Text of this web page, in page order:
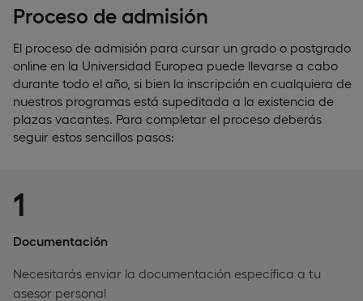
Proceso de admisión
El proceso de admisión para cursar un grado o postgrado
online en la Universidad Europea puede llevarse a cabo
durante todo el año, si bien la inscripción en cualquiera de
nuestros programas está supeditada a la existencia de
plazas vacantes. Para completar el proceso deberás
seguir estos sencillos pasos:
1
Documentación
Necesitarás enviar la documentación específica a tu
asesor personal